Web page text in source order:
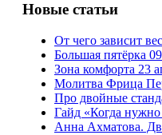
Новые статьи
От чего зависит
Большая пятёрка
Зона комфорта 23
Молитва Фрица
Про двойные
Гайд «Когда нужно
Анна Ахматова.